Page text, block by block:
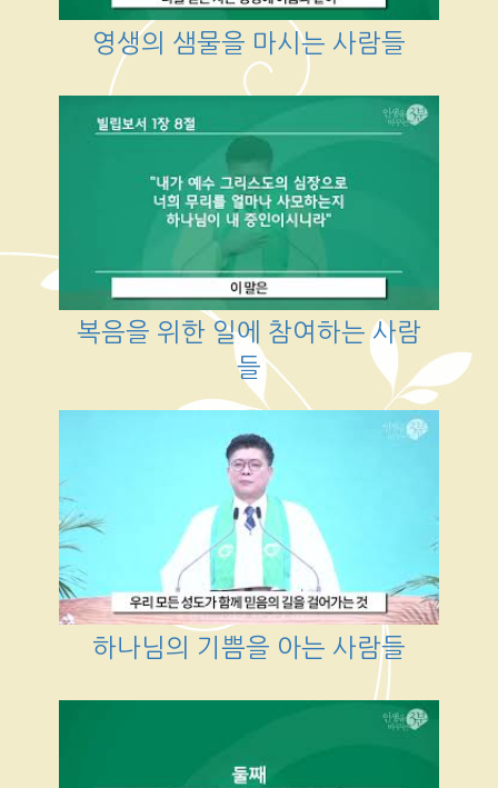
영생의 샘물을 마시는 사람들
복음을 위한 일에 참여하는 사람
들
하나님의 기쁨을 아는 사람들